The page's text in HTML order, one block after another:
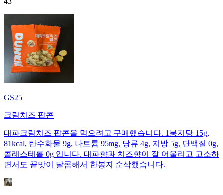
GS25
크림치즈 팝콘
대파크림치즈 팝콘을 먹으려고 구매했습니다. 1봉지당 15g,
81kcal, 탄수화물 9g, 나트륨 95mg, 당류 4g, 지방 5g, 단백질 0g,
콜레스테롤 0g 입니다. 대파향과 치즈향이 잘 어울리고 고소하
면서도 끝맛이 달콤해서 한봉지 순삭했습니다.